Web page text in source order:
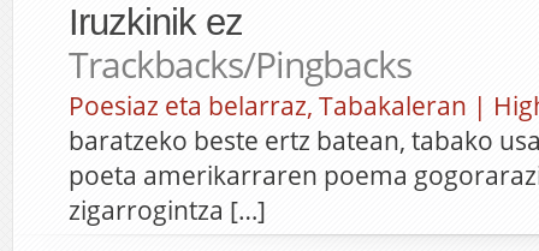
Iruzkinik ez
Trackbacks/Pingbacks
Poesiaz eta belarraz, Tabakaleran |
baratzeko beste ertz batean, tabako
poeta amerikarraren poema
zigarrogintza […]